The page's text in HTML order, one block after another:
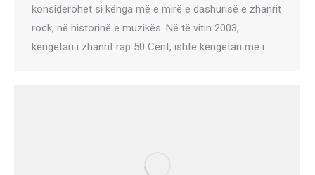
konsiderohet si kënga më e mirë e dashurisë e zhanrit
rock, në historinë e muzikës. Në të vitin 2003,
këngëtari i zhanrit rap 50 Cent, ishte këngëtari më i…